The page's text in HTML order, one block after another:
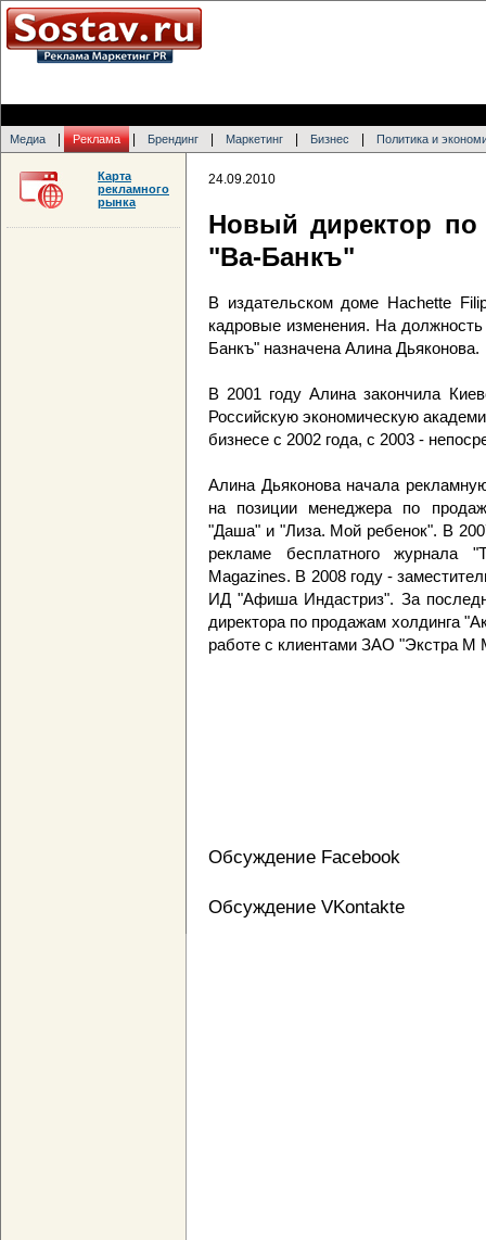
Медиа Реклама Брендинг Маркетинг Бизнес Политика и
24.09.2010
Новый директор
"Ва-Банкъ"
В издательском доме Hachette
кадровые изменения. На
Банкъ" назначена Алина Дьяконова.
В 2001 году Алина закончила
Российскую экономическую
бизнесе с 2002 года, с 2003 -
Алина Дьяконова начала
на позиции менеджера по
"Даша" и "Лиза. Мой ребенок". В
рекламе бесплатного
Magazines. В 2008 году -
ИД "Афиша Индастриз". За
директора по продажам холдинга
работе с клиентами ЗАО "Экстра М
Обсуждение Facebook
Обсуждение VKontakte
Карта
рекламного
рынка